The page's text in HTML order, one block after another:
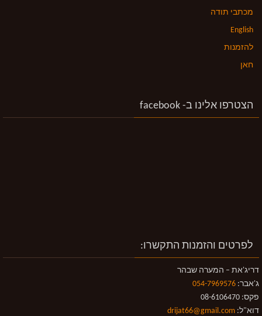
מכתבי תודה
English
להזמנות
חאן
הצטרפו אלינו ב- facebook
לפרטים והזמנות התקשרו:
דריג'את – המערה שבהר
ג'אבר: 054-7969576
פקס: 08-6106470
דוא"ל: drijat66@gmail.com